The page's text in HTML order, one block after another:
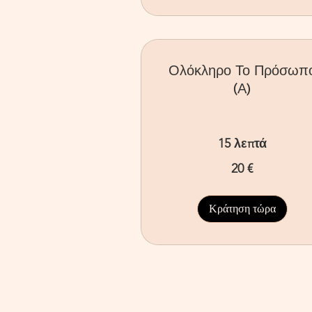
Ολόκληρο Το
(Α)
15 λεπτά
20 €
Κράτηση τώρα